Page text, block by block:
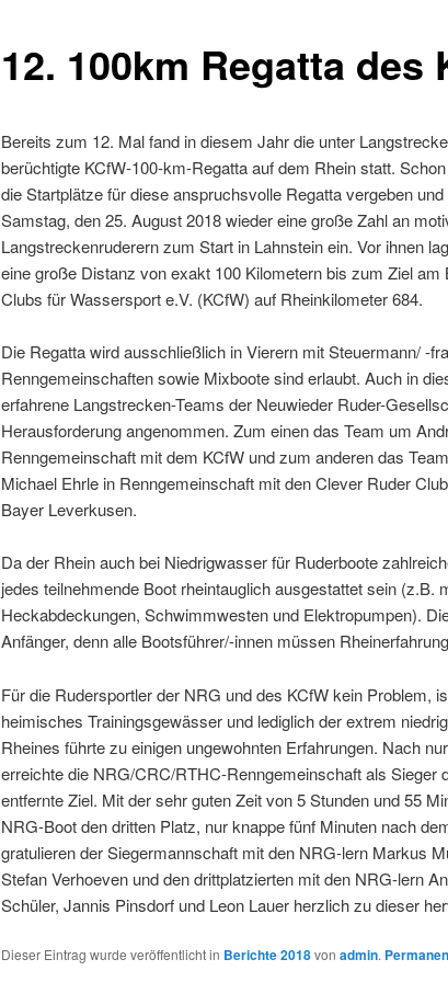
12. 100km Regatta des
Bereits zum 12. Mal fand in diesem Jahr die unter
berüchtigte KCfW-100-km-Regatta auf dem Rhein statt.
die Startplätze für diese anspruchsvolle Regatta vergeben
Samstag, den 25. August 2018 wieder eine große Zahl an
Langstreckenruderern zum Start in Lahnstein ein. Vor ihnen
eine große Distanz von exakt 100 Kilometern bis zum Ziel am
Clubs für Wassersport e.V. (KCfW) auf Rheinkilometer 684.
Die Regatta wird ausschließlich in Vierern mit Steuermann/ -
Renngemeinschaften sowie Mixboote sind erlaubt. Auch in
erfahrene Langstrecken-Teams der Neuwieder Ruder-
Herausforderung angenommen. Zum einen das Team um
Renngemeinschaft mit dem KCfW und zum anderen das
Michael Ehrle in Renngemeinschaft mit den Clever Ruder
Bayer Leverkusen.
Da der Rhein auch bei Niedrigwasser für Ruderboote
jedes teilnehmende Boot rheintauglich ausgestattet sein (z.B.
Heckabdeckungen, Schwimmwesten und Elektropumpen).
Anfänger, denn alle Bootsführer/-innen müssen
Für die Rudersportler der NRG und des KCfW kein Problem,
heimisches Trainingsgewässer und lediglich der extrem
Rheines führte zu einigen ungewohnten Erfahrungen. Nach
erreichte die NRG/CRC/RTHC-Renngemeinschaft als Sieger
entfernte Ziel. Mit der sehr guten Zeit von 5 Stunden und 55
NRG-Boot den dritten Platz, nur knappe fünf Minuten nach
gratulieren der Siegermannschaft mit den NRG-lern Markus
Stefan Verhoeven und den drittplatzierten mit den NRG-lern
Schüler, Jannis Pinsdorf und Leon Lauer herzlich zu dieser
Dieser Eintrag wurde veröffentlicht in Berichte 2018von admin.